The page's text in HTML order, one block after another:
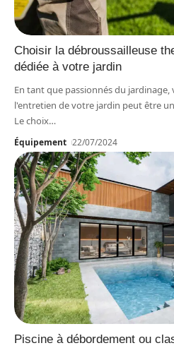
Choisir la débroussailleuse
dédiée à votre jardin
En tant que passionnés du jardinage,
l'entretien de votre jardin peut être
Le choix…
Équipement 22/07/2024
Piscine à débordement ou